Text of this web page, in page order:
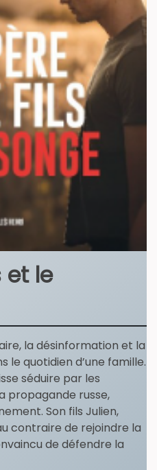
et le
la désinformation et la
le quotidien d’une famille.
séduire par les
propagande russe,
Son fils Julien,
contraire de rejoindre la
de défendre la